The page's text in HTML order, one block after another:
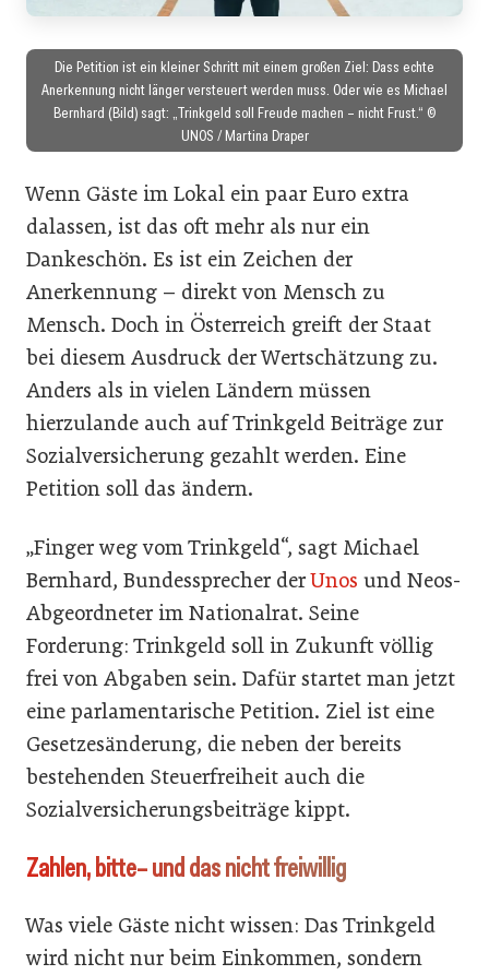
Die Petition ist ein kleiner Schritt mit einem großen Ziel: Dass echte
Anerkennung nicht länger versteuert werden muss. Oder wie es Michael
Bernhard (Bild) sagt: „Trinkgeld soll Freude machen – nicht Frust.“ ©
UNOS / Martina Draper
Wenn Gäste im Lokal ein paar Euro extra
dalassen, ist das oft mehr als nur ein
Dankeschön. Es ist ein Zeichen der
Anerkennung – direkt von Mensch zu
Mensch. Doch in Österreich greift der Staat
bei diesem Ausdruck der Wertschätzung zu.
Anders als in vielen Ländern müssen
hierzulande auch auf Trinkgeld Beiträge zur
Sozialversicherung gezahlt werden. Eine
Petition soll das ändern.
„Finger weg vom Trinkgeld“, sagt Michael
Bernhard, Bundessprecher derUnos und Neos-
Abgeordneter im Nationalrat. Seine
Forderung: Trinkgeld soll in Zukunft völlig
frei von Abgaben sein. Dafür startet man jetzt
eine parlamentarische Petition. Ziel ist eine
Gesetzesänderung, die neben der bereits
bestehenden Steuerfreiheit auch die
Sozialversicherungsbeiträge kippt.
Zahlen, bitte– und das nicht freiwillig
Was viele Gäste nicht wissen: Das Trinkgeld
wird nicht nur beim Einkommen, sondern